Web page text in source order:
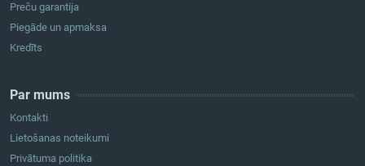
Preču garantija
Piegāde un apmaksa
Kredīts
Par mums
Kontakti
Lietošanas noteikumi
Privātuma politika